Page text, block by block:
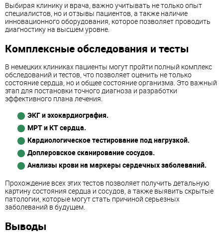
Выбирая клинику и врача, важно учитывать не только опыт
специалистов, но и отзывы пациентов, а также наличие
инновационного оборудования, которое позволяет проводить
диагностику на высшем уровне.
Комплексные обследования и тесты
В немецких клиниках пациенты могут пройти полный комплекс
обследований и тестов, что позволяет оценить не только
состояние сердца, но и общее состояние организма. Это важный
этап для постановки точного диагноза и разработки
эффективного плана лечения.
ЭКГ и эхокардиография.
МРТ и КТ сердца.
Кардиологическое тестирование под нагрузкой.
Доплеровское сканирование сосудов.
Анализы крови на маркеры сердечных заболеваний.
Прохождение всех этих тестов позволяет получить детальную
картину состояния сердца и сосудов, а также выявить скрытые
патологии, которые могут стать причиной серьезных
заболеваний в будущем.
Выводы